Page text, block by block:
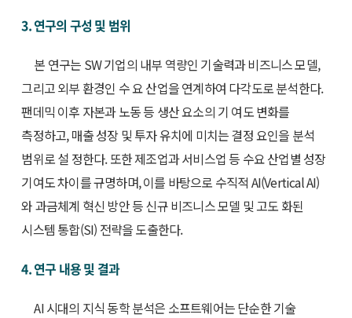
3. 연구의 구성 및 범위
본 연구는 SW 기업의 내부 역량인 기술력과 비즈니스 모델,
그리고 외부 환경인 수 요 산업을 연계하여 다각도로 분석한다.
팬데믹 이후 자본과 노동 등 생산 요소의 기 여도 변화를
측정하고, 매출 성장 및 투자 유치에 미치는 결정 요인을 분석
범위로 설 정한다. 또한 제조업과 서비스업 등 수요 산업별 성장
기여도 차이를 규명하며, 이를 바탕으로 수직적 AI(Vertical AI)
와 과금체계 혁신 방안 등 신규 비즈니스 모델 및 고도 화된
시스템 통합(SI) 전략을 도출한다.
4. 연구 내용 및 결과
AI 시대의 지식 동학 분석은 소프트웨어는 단순한 기술